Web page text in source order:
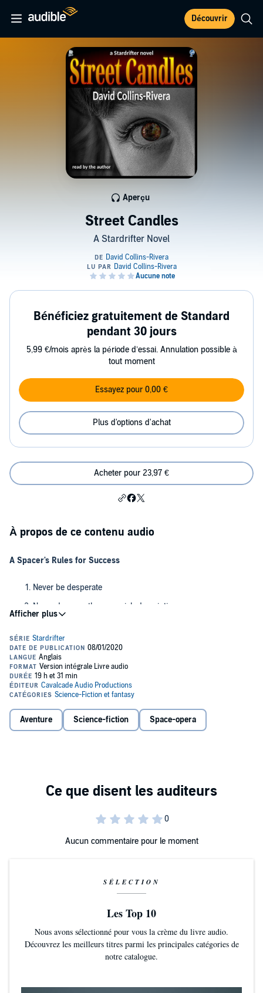
Découvrir
Street Candles
A Stardrifter Novel
Aperçu
Bénéficiez gratuitement de Standard
pendant 30 jours
5,99 €/mois après la période d’essai. Annulation possible à
tout moment
Essayez pour 0,00 €
Plus d'options d'achat
Acheter pour 23,97 €
À propos de ce contenu audio
A Spacer's Rules for Success
Never be desperate
Never do more than your job description
Ejoq needs work. The tramp starship Grizzelda needs a gunner. But
what starts as a last-minute personnel replacement soon turns into
something far more, with a non-functional duty station, his
predecessor's emotional fallout, and a deeply buried secret that will
Through a dark odyssey across a violent, frozen world, and a haze of
lies and shadowy clues, Ejoq will face frenzied zealots, frightened
©2014 David Collins-Rivera (P)2020 David Collins-Rivera
Aventure Science-fiction Space-opera
Aucun commentaire pour le moment
SÉLECTION
Les Top 10
Nous avons sélectionné pour vous la crème du livre audio.
Découvrez les meilleurs titres parmi les principales catégories de
notre catalogue.